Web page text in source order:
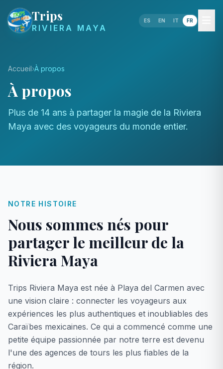
Trips
RIVIERA MAYA
ES EN IT FR
Accueil À propos
À propos
Plus de 14 ans à partager la magie de la Riviera
Maya avec des voyageurs du monde entier.
NOTRE HISTOIRE
Nous sommes nés pour
partager le meilleur de la
Riviera Maya
Trips Riviera Maya est née à Playa del Carmen avec
une vision claire : connecter les voyageurs aux
expériences les plus authentiques et inoubliables des
Caraïbes mexicaines. Ce qui a commencé comme une
petite équipe passionnée par notre terre est devenu
l'une des agences de tours les plus fiables de la
région.